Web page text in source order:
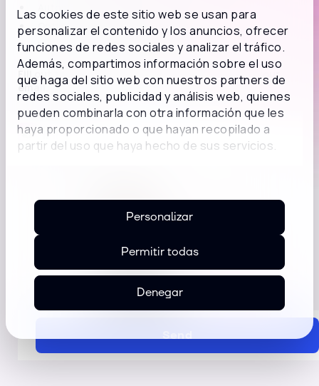
Las cookies de este sitio web se usan para
personalizar el contenido y los anuncios, ofrecer
funciones de redes sociales y analizar el tráfico.
Además, compartimos información sobre el uso
que haga del sitio web con nuestros partners de
redes sociales, publicidad y análisis web, quienes
pueden combinarla con otra información que les
haya proporcionado o que hayan recopilado a
partir del uso que haya hecho de sus servicios.
Permitir todas
Personalizar
Denegar
Automate workflows.
Optimize marketing investment.
Launch omnichannel campaigns.
Fill out the form and get it delivered directly to your
email.
Position
I have read and accept theLegal Termsand the
Privacy Policies.
Access Now